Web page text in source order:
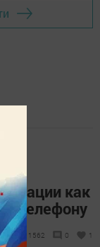
как
телефону
1562 0 1